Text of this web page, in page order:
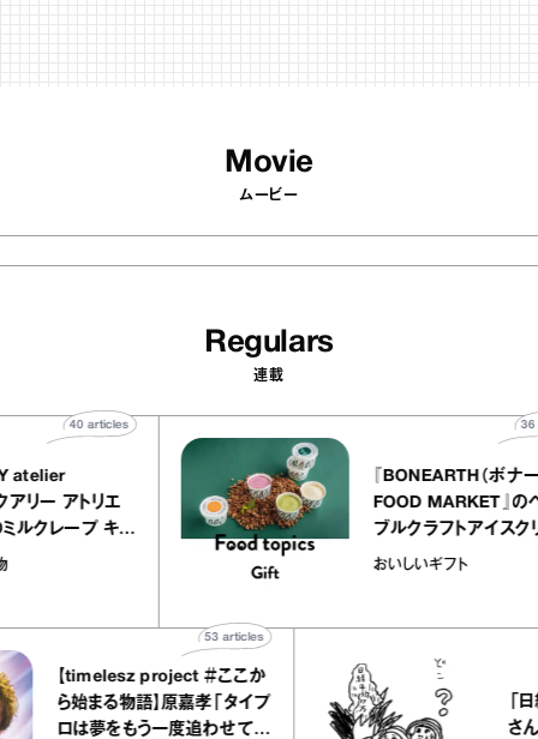
Movie
ムービー
Regulars
連載
EQUALLY atelier
（イクアリー アトリエ
ーレ）』のミルクレープ キャ
メルバニーユほか｜chico
菓子な宝物
『
FOOD
ブルクラフ
｜真野知子
おいしいギフ
project ＃ここか
まる物語】原嘉孝「タイプ
夢をもう一度追わせてく
「日経平均7
さんが解説